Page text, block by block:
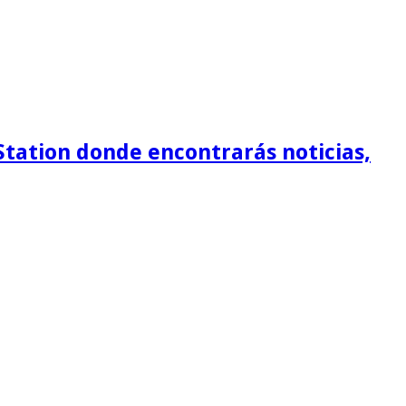
donde encontrarás noticias,